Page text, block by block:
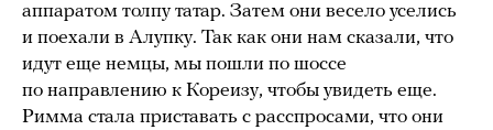
аппаратом толпу татар. Затем они весело уселись
и поехали в Алупку. Так как они нам сказали, что
идут еще немцы, мы пошли по шоссе
по направлению к Кореизу, чтобы увидеть еще.
Римма стала приставать с расспросами, что они